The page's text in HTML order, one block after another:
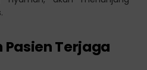
Pasien Terjaga